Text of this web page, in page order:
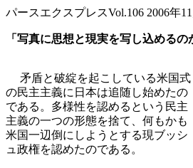
パースエクスプレスVol.106 2006年
「写真に思想と現実を写し込めるの
矛盾と破綻を起こしている米国式
の民主主義に日本は追随し始めたの
である。 多様性を認めるという民主
主義の一つの形態を捨て、何もかも
米国一辺倒にしようとする現ブッシ
ュ政権を認めたのである。